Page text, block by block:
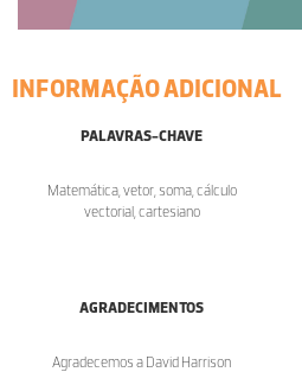
INFORMAÇÃO ADICIONAL
PALAVRAS-CHAVE
Matemática, vetor, soma, cálculo
vectorial, cartesiano
AGRADECIMENTOS
Agradecemos a David Harrison